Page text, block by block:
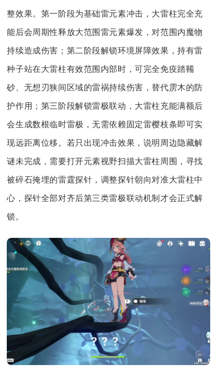
整效果。第一阶段为基础雷元素冲击，大雷柱完全充
能后会周期性释放大范围雷元素爆发，对范围内魔物
持续造成伤害；第二阶段解锁环境屏障效果，持有雷
种子站在大雷柱有效范围内部时，可完全免疫踏鞴
砂、无想刃狭间区域的雷祸持续伤害，替代雳木的防
护作用；第三阶段解锁雷极联动，大雷柱充能满额后
会生成数根临时雷极，无需依赖固定雷樱枝条即可实
现远距离位移。若只出现冲击效果，说明周边隐藏解
谜未完成，需要打开元素视野扫描大雷柱周围，寻找
被碎石掩埋的雷霆探针，调整探针朝向对准大雷柱中
心，探针全部对齐后第三类雷极联动机制才会正式解
锁。